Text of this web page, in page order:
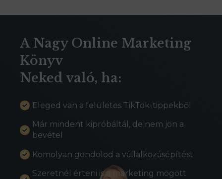
A Nagy Online Marketing
Könyv
Neked való, ha:
Eleged van a felületes TikTok-tippekből
Már mindent kipróbáltál, de nem jön a
bevétel
Komolyan gondolod a vállalkozásépítést
Szeretnél érteni is a marketing mögött